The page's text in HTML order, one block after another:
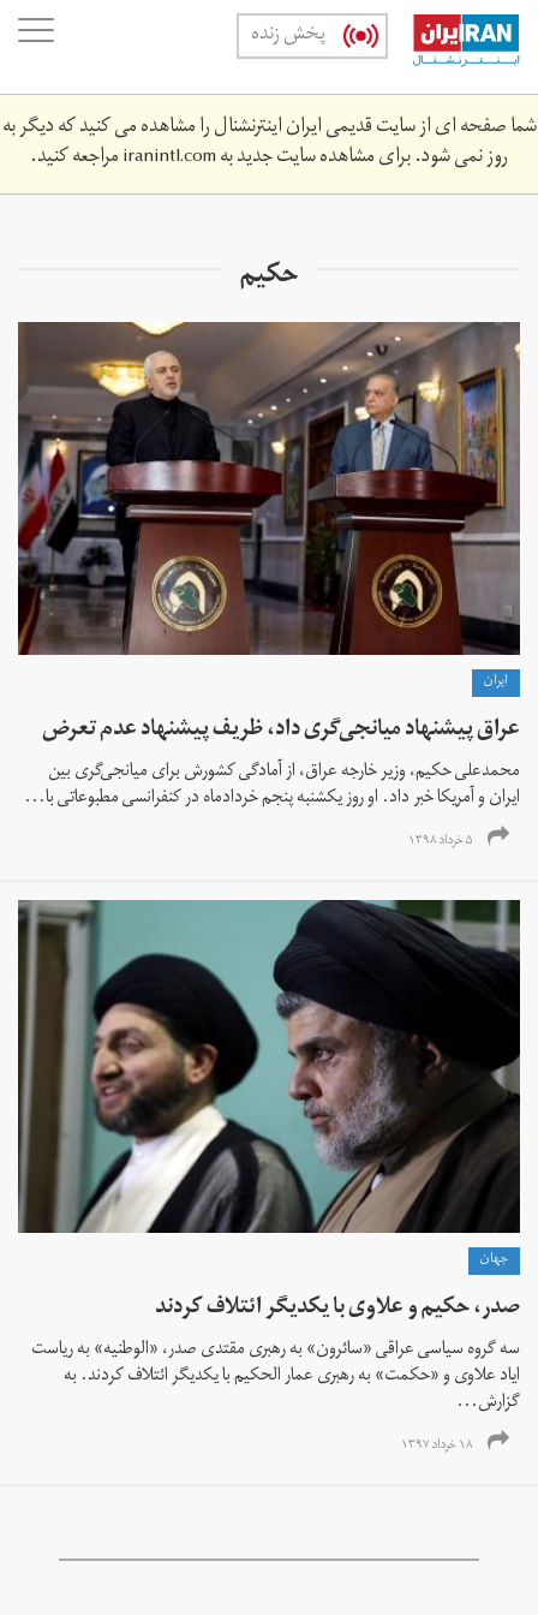
Skip
main
content
پخش زنده
شما صفحه ای از سایت قدیمی ایران اینترنشنال را مشاهده می کنید که دیگر به
روز نمی شود. برای مشاهده سایت جدید بهiranintl.comمراجعه کنید.
حکیم
ايران
عراق پیشنهاد میانجی‌گری داد، ظریف پیشنهاد عدم تعرض
محمدعلی حکیم،‌ وزیر خارجه عراق، از آمادگی کشورش برای میانجی‌گری بین
ایران و آمریکا خبر داد. او روز یکشنبه پنجم خردادماه در کنفرانسی مطبوعاتی با...
۵ خرداد ۱۳۹۸
جهان
صدر، حکیم و علاوی با یکدیگر ائتلاف کردند
سه گروه سیاسی عراقی «سائرون» به رهبری مقتدی صدر، «الوطنیه» به ریاست
ایاد علاوی و «حکمت» به رهبری عمار الحکیم با یکدیگر ائتلاف کردند. به
گزارش...
۱۸ خرداد ۱۳۹۷